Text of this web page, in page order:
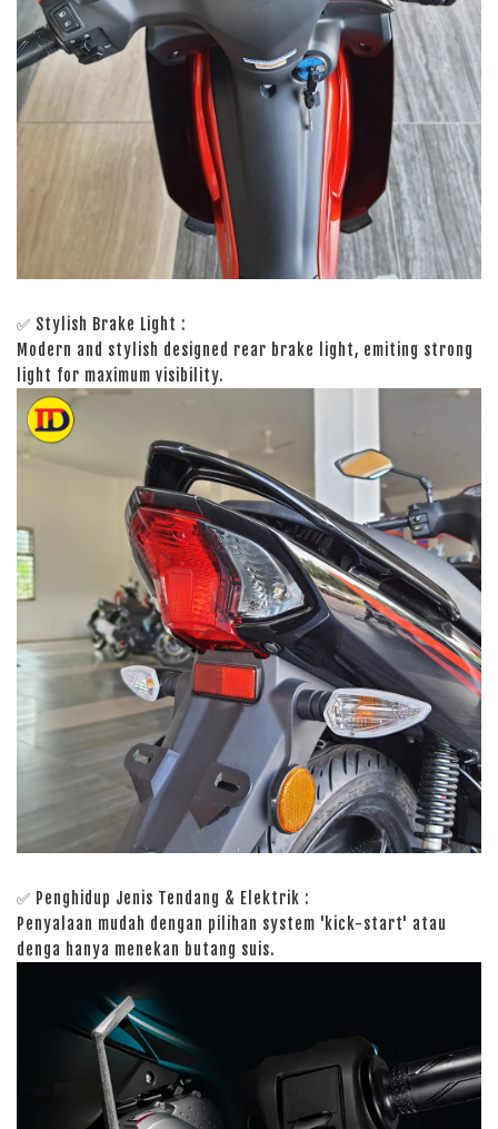
✅ Stylish Brake Light :
Modern and stylish designed rear brake light, emiting strong
light for maximum visibility.
✅ Penghidup Jenis Tendang & Elektrik :
Penyalaan mudah dengan pilihan system 'kick-start' atau
denga hanya menekan butang suis.